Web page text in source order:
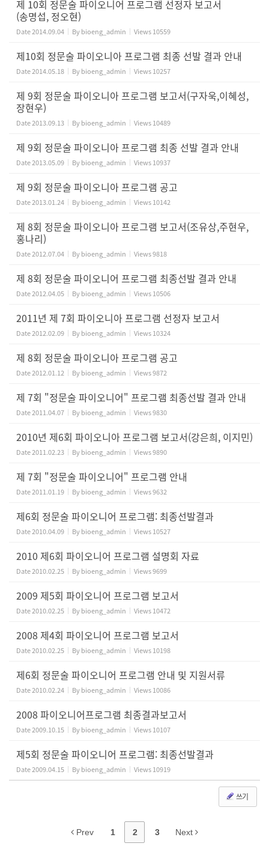
제 10회 정문술 파이오니어 프로그램 선정자 보고서
(송명섭, 정오현)
Date2014.09.04 Bybioeng_admin Views10559
제10회 정문술 파이오니아 프로그램 최종 선발 결과 안내
Date2014.05.18 Bybioeng_admin Views10257
제 9회 정문술 파이오니아 프로그램 보고서(구자욱,이혜성,
장현우)
Date2013.09.13 Bybioeng_admin Views10489
제 9회 정문술 파이오니아 프로그램 최종 선발 결과 안내
Date2013.05.09 Bybioeng_admin Views10937
제 9회 정문술 파이오니아 프로그램 공고
Date2013.01.24 Bybioeng_admin Views10142
제 8회 정문술 파이오니아 프로그램 보고서(조유상,주현우,
홍나리)
Date2012.07.04 Bybioeng_admin Views9818
제 8회 정문술 파이오니어 프로그램 최종선발 결과 안내
Date2012.04.05 Bybioeng_admin Views10506
2011년 제 7회 파이오니아 프로그램 선정자 보고서
Date2012.02.09 Bybioeng_admin Views10324
제 8회 정문술 파이오니아 프로그램 공고
Date2012.01.12 Bybioeng_admin Views9872
제 7회 "정문술 파이오니어" 프로그램 최종선발 결과 안내
Date2011.04.07 Bybioeng_admin Views9830
2010년 제6회 파이오니아 프로그램 보고서(강은희, 이지민)
Date2011.02.23 Bybioeng_admin Views9890
제 7회 "정문술 파이오니어" 프로그램 안내
Date2011.01.19 Bybioeng_admin Views9632
제6회 정문술 파이오니어 프로그램: 최종선발결과
Date2010.04.09 Bybioeng_admin Views10527
2010 제6회 파이오니어 프로그램 설명회 자료
Date2010.02.25 Bybioeng_admin Views9699
2009 제5회 파이오니어 프로그램 보고서
Date2010.02.25 Bybioeng_admin Views10472
2008 제4회 파이오니어 프로그램 보고서
Date2010.02.25 Bybioeng_admin Views10198
제6회 정문술 파이오니어 프로그램 안내 및 지원서류
Date2010.02.24 Bybioeng_admin Views10086
2008 파이오니어프로그램 최종결과보고서
Date2009.10.15 Bybioeng_admin Views10107
제5회 정문술 파이오니어 프로그램: 최종선발결과
Date2009.04.15 Bybioeng_admin Views10919
쓰기
Prev 1 2 3 Next